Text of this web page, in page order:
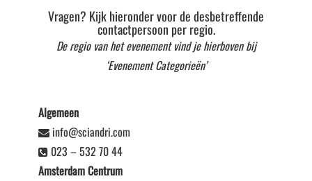
Vragen? Kijk hieronder voor de desbetreffende
contactpersoon per regio.
De regio van het evenement vind je hierboven bij
‘Evenement Categorieën’
Algemeen
info@sciandri.com
023 – 532 70 44
Amsterdam Centrum